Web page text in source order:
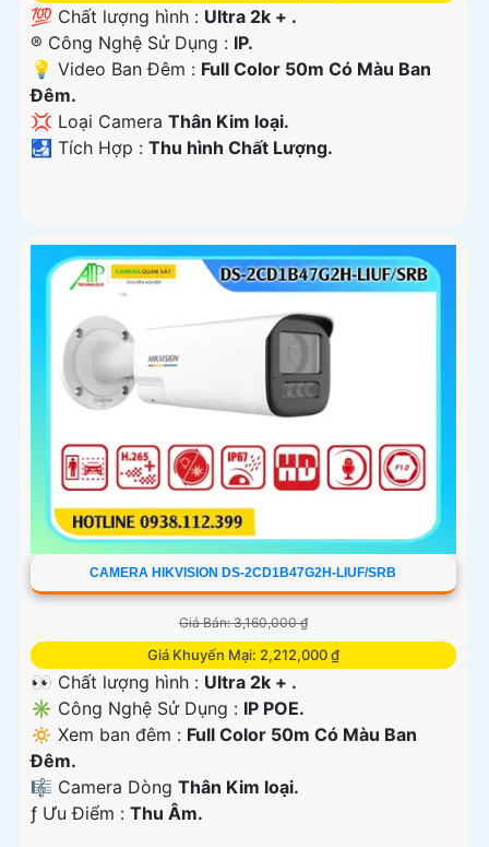
💯 Chất lượng hình : Ultra 2k + .
®️ Công Nghệ Sử Dụng : IP.
💡 Video Ban Đêm : Full Color 50m Có Màu Ban
Ðêm.
💢 Loại Camera Thân Kim loại.
️🛃 Tích Hợp : Thu hình Chất Lượng.
CAMERA HIKVISION DS-2CD1B47G2H-LIUF/SRB
Giá Bán: 3,160,000 ₫
Giá Khuyến Mại: 2,212,000 ₫
👀 Chất lượng hình : Ultra 2k + .
✳️ Công Nghệ Sử Dụng : IP POE.
🔅 Xem ban đêm : Full Color 50m Có Màu Ban
Ðêm.
🎼️ Camera Dòng Thân Kim loại.
️ƒ Ưu Điểm : Thu Âm.